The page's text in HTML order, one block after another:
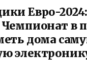
Евро-
в
дома